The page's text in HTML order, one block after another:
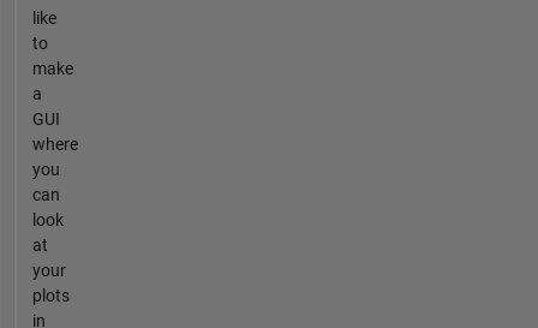
like
to
make
a
GUI
where
you
can
look
at
your
plots
in